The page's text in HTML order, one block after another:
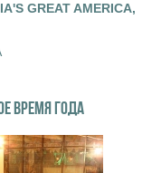
GREAT AMERICA,
ВРЕМЯ ГОДА